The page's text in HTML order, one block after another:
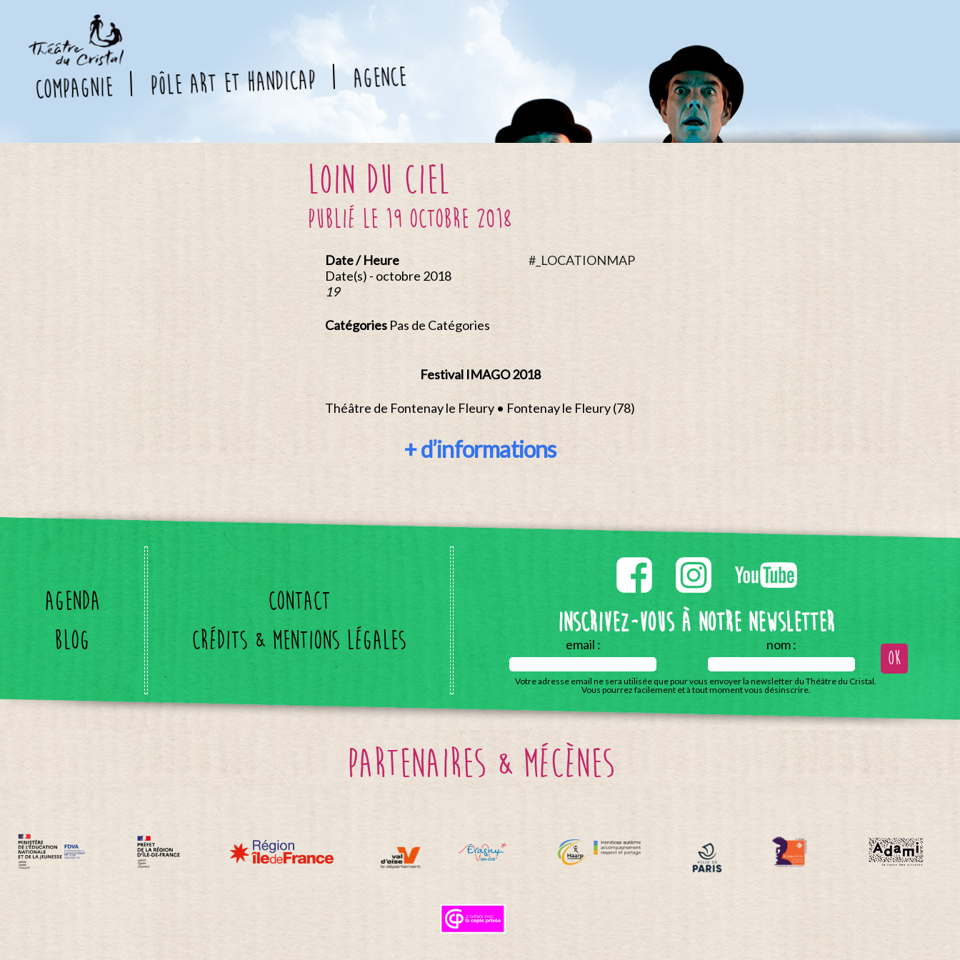
compagnie pôle art et handicap agence
Loin du Ciel
publié le 19 octobre 2018
#_LOCATIONMAP
Date / Heure
Date(s) - octobre 2018
19
Catégories Pas de Catégories
Festival IMAGO 2018
Théâtre de Fontenay le Fleury • Fontenay le Fleury (78)
+ d’informations
Agenda
Blog
Contact
Crédits & mentions légales
Inscrivez-vous à notre Newsletter
email : nom :
Votre adresse email ne sera utilisée que pour vous envoyer la newsletter du Théâtre du Cristal.
Vous pourrez facilement et à tout moment vous désinscrire.
partenaires & mécènes